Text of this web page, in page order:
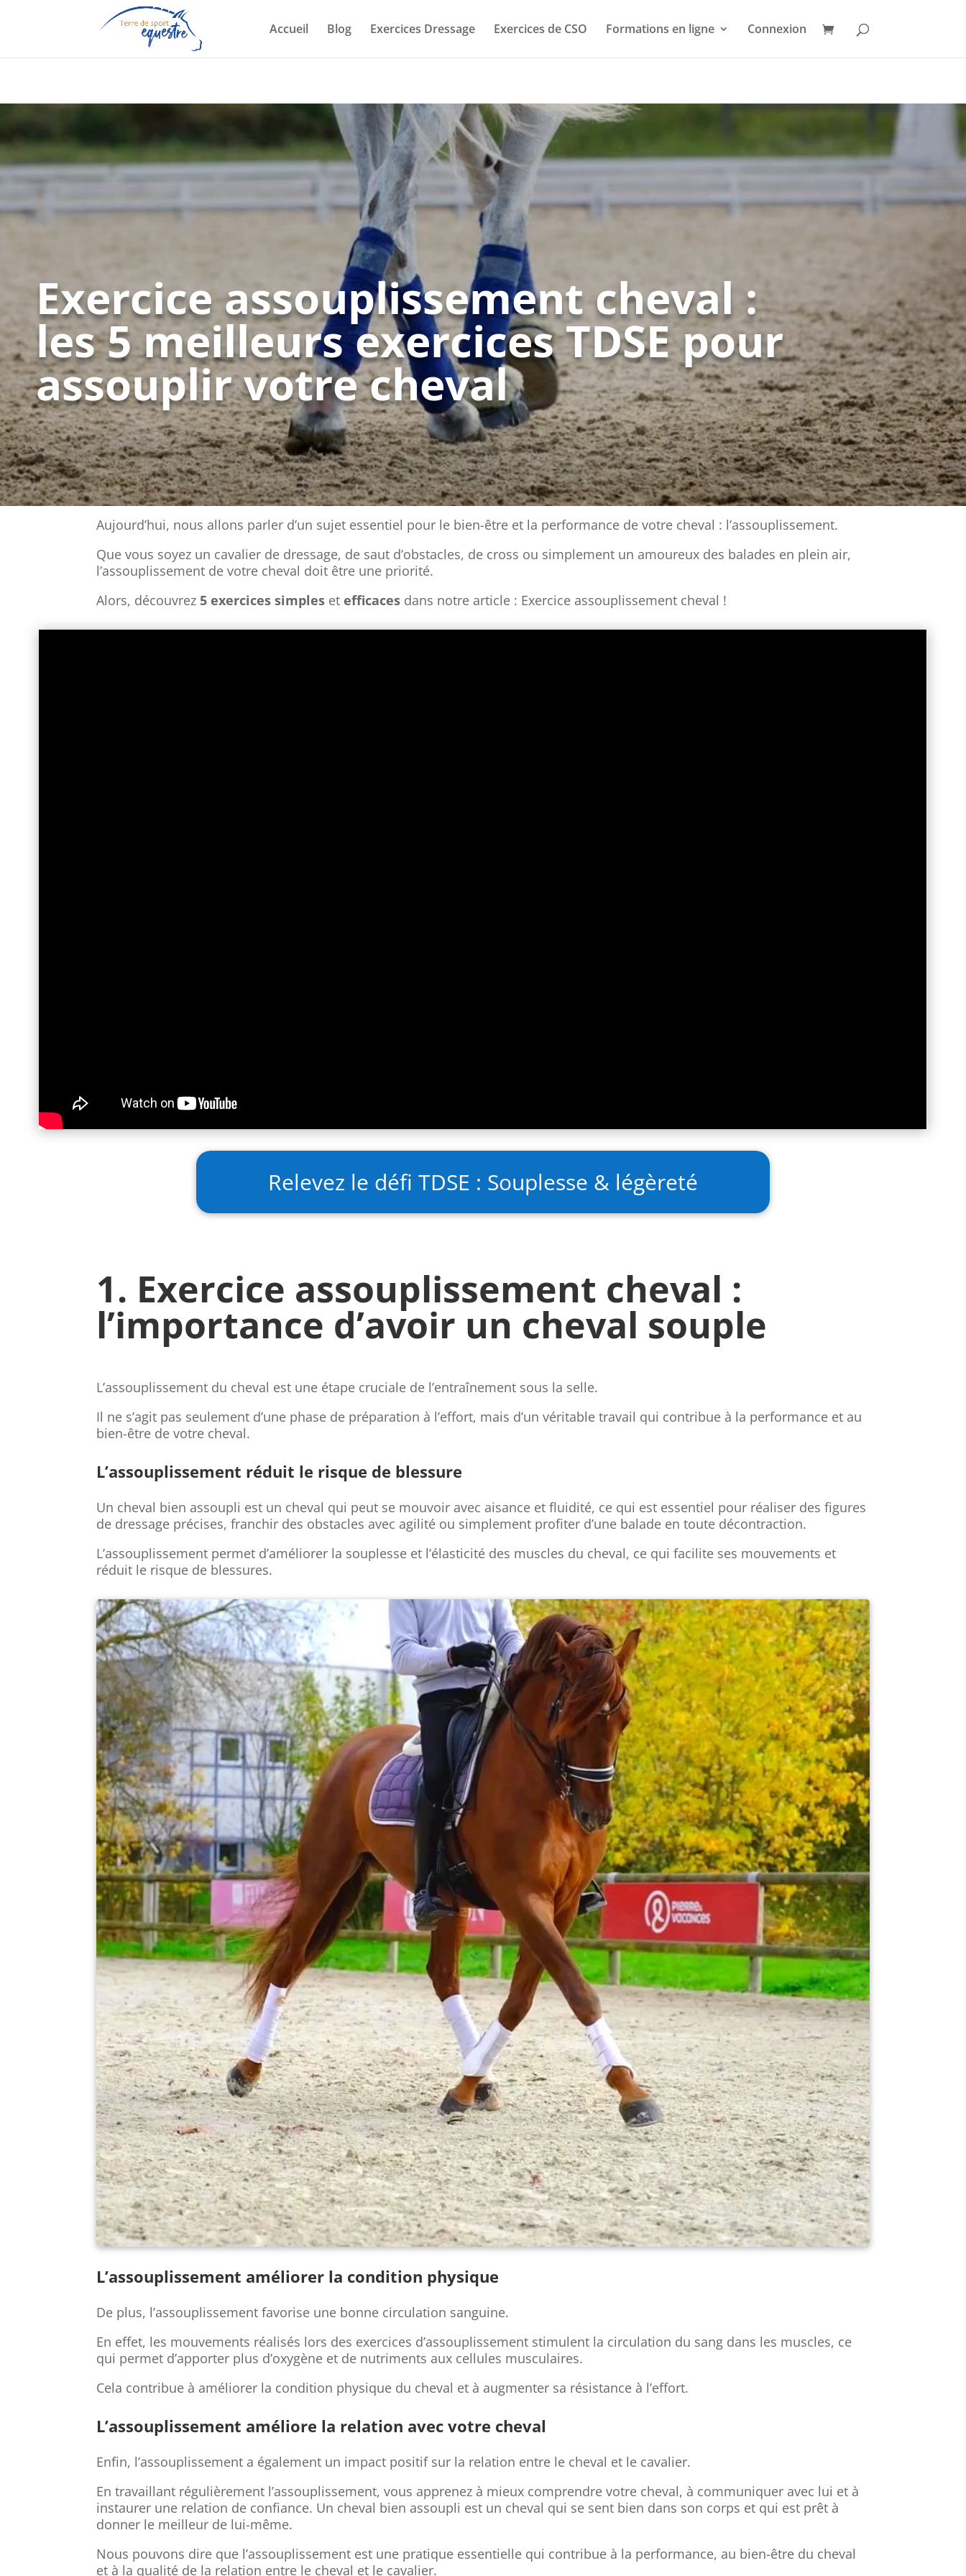
Accueil Blog Exercices Dressage Exercices de CSO Formations en ligne Connexion
Partagez sur FB
Exercice assouplissement cheval :
les 5 meilleurs exercices TDSE pour
assouplir votre cheval
Aujourd’hui, nous allons parler d’un sujet essentiel pour le bien-être et la performance de votre cheval : l’assouplissement.
Que vous soyez un cavalier de dressage, de saut d’obstacles, de cross ou simplement un amoureux des balades en plein air,
l’assouplissement de votre cheval doit être une priorité.
Alors, découvrez 5 exercices simples et efficaces dans notre article : Exercice assouplissement cheval !
Relevez le défi TDSE : Souplesse & légèreté
1. Exercice assouplissement cheval :
l’importance d’avoir un cheval souple
L’assouplissement du cheval est une étape cruciale de l’entraînement sous la selle.
Il ne s’agit pas seulement d’une phase de préparation à l’effort, mais d’un véritable travail qui contribue à la performance et au
bien-être de votre cheval.
L’assouplissement réduit le risque de blessure
Un cheval bien assoupli est un cheval qui peut se mouvoir avec aisance et fluidité, ce qui est essentiel pour réaliser des figures
de dressage précises, franchir des obstacles avec agilité ou simplement profiter d’une balade en toute décontraction.
L’assouplissement permet d’améliorer la souplesse et l’élasticité des muscles du cheval, ce qui facilite ses mouvements et
réduit le risque de blessures.
L’assouplissement améliorer la condition physique
De plus, l’assouplissement favorise une bonne circulation sanguine.
En effet, les mouvements réalisés lors des exercices d’assouplissement stimulent la circulation du sang dans les muscles, ce
qui permet d’apporter plus d’oxygène et de nutriments aux cellules musculaires.
Cela contribue à améliorer la condition physique du cheval et à augmenter sa résistance à l’effort.
L’assouplissement améliore la relation avec votre cheval
Enfin, l’assouplissement a également un impact positif sur la relation entre le cheval et le cavalier.
En travaillant régulièrement l’assouplissement, vous apprenez à mieux comprendre votre cheval, à communiquer avec lui et à
instaurer une relation de confiance. Un cheval bien assoupli est un cheval qui se sent bien dans son corps et qui est prêt à
donner le meilleur de lui-même.
Nous pouvons dire que l’assouplissement est une pratique essentielle qui contribue à la performance, au bien-être du cheval
et à la qualité de la relation entre le cheval et le cavalier.